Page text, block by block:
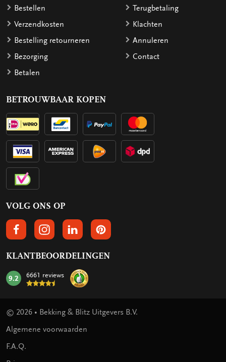
Bestellen
Verzendkosten
Bestelling retourneren
Bezorging
Betalen
Terugbetaling
Klachten
Annuleren
Contact
BETROUWBAAR KOPEN
VOLG ONS OP
VOLGS ONS OP FACEBOOK
VOLG ONS OP INSTAGRAM
VOLG ONS OP LINKEDIN
VOLG ONS OP PINTEREST
KLANTBEOORDELINGEN
mark:
9.2 6661 reviews
© 2026 • Bekking & Blitz Uitgevers B.V.
Algemene voorwaarden
F.A.Q.